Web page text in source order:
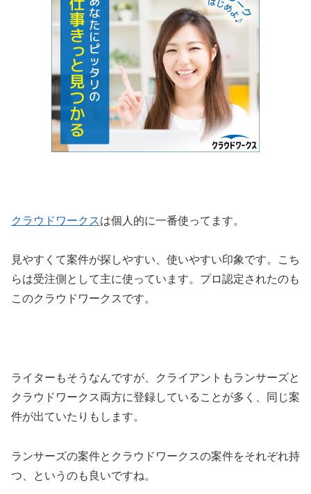
クラウドワークスは個人的に一番使ってます。
見やすくて案件が探しやすい、使いやすい印象です。こち
らは受注側として主に使っています。プロ認定されたのも
このクラウドワークスです。
ライターもそうなんですが、クライアントもランサーズと
クラウドワークス両方に登録していることが多く、同じ案
件が出ていたりもします。
ランサーズの案件とクラウドワークスの案件をそれぞれ持
つ、というのも良いですね。